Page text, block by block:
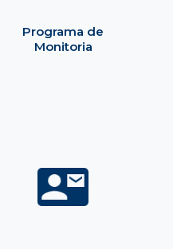
Programa de
Monitoria